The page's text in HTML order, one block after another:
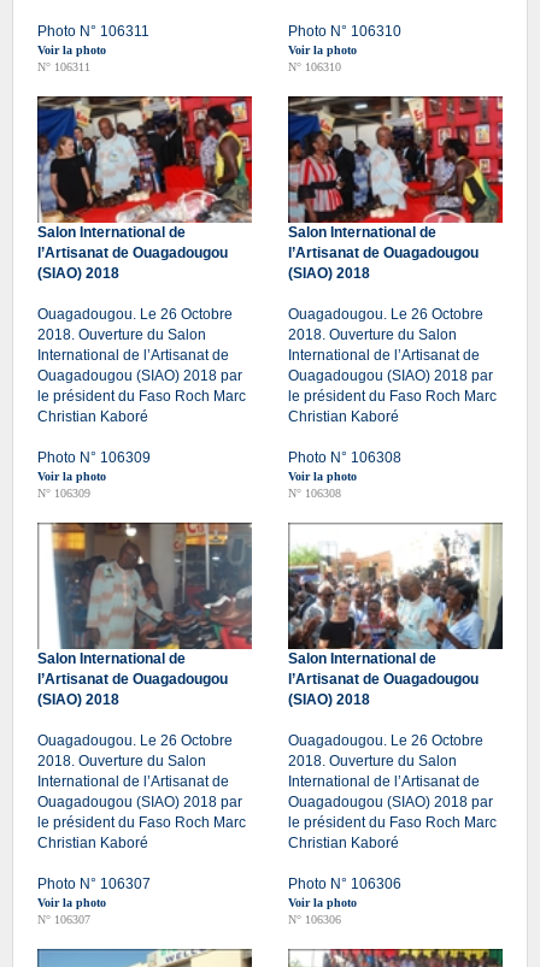
Photo N° 106311
Voir la photo
N° 106311
Photo N° 106310
Voir la photo
N° 106310
Salon International de
l’Artisanat de Ouagadougou
(SIAO) 2018
Ouagadougou. Le 26 Octobre
2018. Ouverture du Salon
International de l’Artisanat de
Ouagadougou (SIAO) 2018 par
le président du Faso Roch Marc
Christian Kaboré
Photo N° 106309
Voir la photo
N° 106309
Salon International de
l’Artisanat de Ouagadougou
(SIAO) 2018
Ouagadougou. Le 26 Octobre
2018. Ouverture du Salon
International de l’Artisanat de
Ouagadougou (SIAO) 2018 par
le président du Faso Roch Marc
Christian Kaboré
Photo N° 106308
Voir la photo
N° 106308
Salon International de
l’Artisanat de Ouagadougou
(SIAO) 2018
Ouagadougou. Le 26 Octobre
2018. Ouverture du Salon
International de l’Artisanat de
Ouagadougou (SIAO) 2018 par
le président du Faso Roch Marc
Christian Kaboré
Photo N° 106307
Voir la photo
N° 106307
Salon International de
l’Artisanat de Ouagadougou
(SIAO) 2018
Ouagadougou. Le 26 Octobre
2018. Ouverture du Salon
International de l’Artisanat de
Ouagadougou (SIAO) 2018 par
le président du Faso Roch Marc
Christian Kaboré
Photo N° 106306
Voir la photo
N° 106306